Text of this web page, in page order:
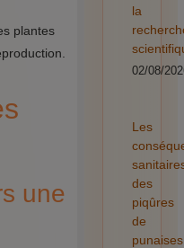
plantes
une
la
02/08/
Les
des
piqûres
de
punaises